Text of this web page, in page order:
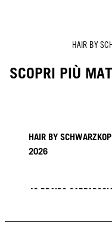
HAIR BY
SCOPRI PIÙ
HAIR BY
2026
40 BRAIDS CAPPADOCIA
TUSH